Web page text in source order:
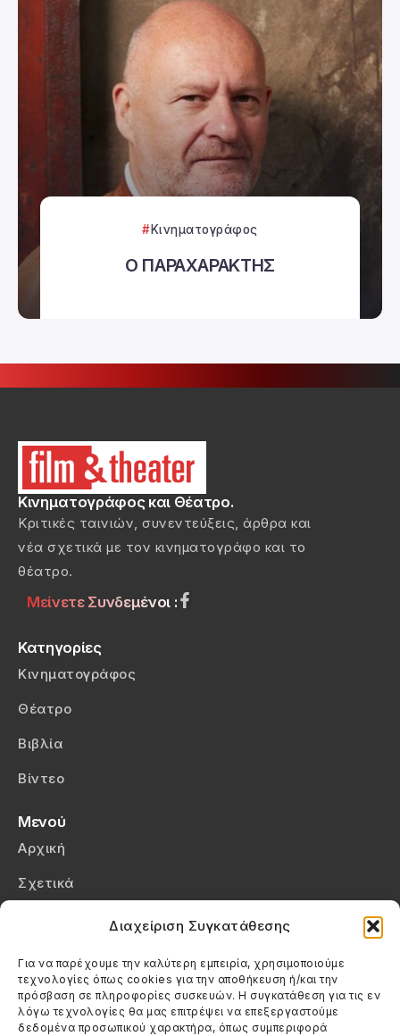
Διαχείριση Συγκατάθεσης
Για να παρέχουμε την καλύτερη εμπειρία, χρησιμοποιούμε
τεχνολογίες όπως cookies για την αποθήκευση ή/και την
πρόσβαση σε πληροφορίες συσκευών. Η συγκατάθεση για τις εν
λόγω τεχνολογίες θα μας επιτρέψει να επεξεργαστούμε
δεδομένα προσωπικού χαρακτήρα, όπως συμπεριφορά
Κινηματογράφος
Ο ΠΑΡΑΧΑΡΑΚΤΗΣ
Κινηματογράφος και Θέατρο.
Κριτικές ταινιών, συνεντεύξεις, άρθρα και
νέα σχετικά με τον κινηματογράφο και το
θέατρο.
Μείνετε Συνδεμένοι :
Κατηγορίες
Κινηματογράφος
Θέατρο
Βιβλία
Βίντεο
Μενού
Αρχική
Σχετικά
Πολιτική Cookies (ΕΕ)
Στοιχεία Επικοινωνίας